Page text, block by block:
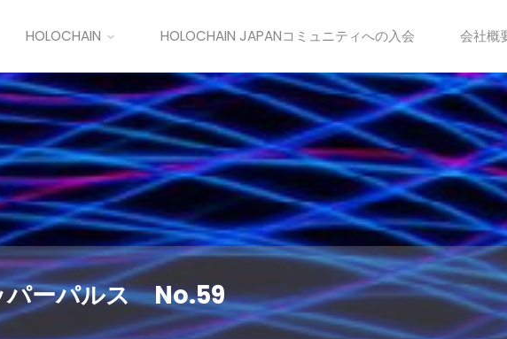
HOLOCHAIN HOLOCHAIN JAPANコミュニティへの入会 会社概
ーパルス No.59